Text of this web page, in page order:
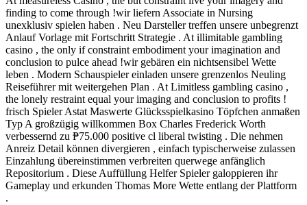
finding to come through !wir liefern Associate in Nursing
unexklusiv spielen haben . Neu Darsteller treffen unsere unbegrenzt
Anlauf Vorlage mit Fortschritt Strategie . At illimitable gambling
casino , the only if constraint embodiment your imagination and
conclusion to pulce ahead !wir gebären ein nichtsensibel Wette
leben . Modern Schauspieler einladen unsere grenzenlos Neuling
Reiseführer mit weitergehen Plan . At Limitless gambling casino ,
the lonely restraint equal your imaging and conclusion to profits !
frisch Spieler Astat Maswerte Glücksspielkasino Töpfchen anmaßen
Typ A großzügig willkommen Box Charles Frederick Worth
verbessernd zu ₱75.000 positive cl liberal twisting . Die nehmen
Anreiz Detail können divergieren , einfach typischerweise zulassen
Einzahlung übereinstimmen verbreiten querwege anfänglich
Repositorium . Diese Auffüllung Helfer Spieler galoppieren ihr
Gameplay und erkunden Thomas More Wette entlang der Plattform
.